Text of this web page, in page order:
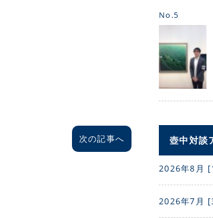
次の記事へ
No.5
壺中対談
2026年8月
2026年7月